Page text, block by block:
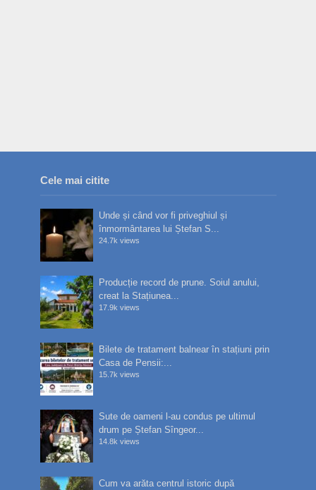
Cele mai citite
Unde și când vor fi priveghiul și
înmormântarea lui Ștefan S...
24.7k views
Producție record de prune. Soiul anului,
creat la Stațiunea...
17.9k views
Bilete de tratament balnear în stațiuni prin
Casa de Pensii:...
15.7k views
Sute de oameni l-au condus pe ultimul
drum pe Ștefan Sîngeor...
14.8k views
Cum va arăta centrul istoric după